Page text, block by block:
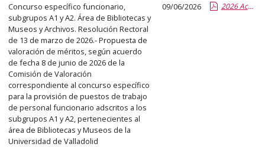
Concurso específico funcionario,
subgrupos A1 y A2. Área de Bibliotecas y
Museos y Archivos. Resolución Rectoral
de 13 de marzo de 2026.- Propuesta de
valoración de méritos, según acuerdo
de fecha 8 de junio de 2026 de la
Comisión de Valoración
correspondiente al concurso específico
para la provisión de puestos de trabajo
de personal funcionario adscritos a los
subgrupos A1 y A2, pertenecientes al
área de Bibliotecas y Museos de la
Universidad de Valladolid
09/06/2026 2026 Acuerdo Prop Val Provcon plantilla.pdf.pdf